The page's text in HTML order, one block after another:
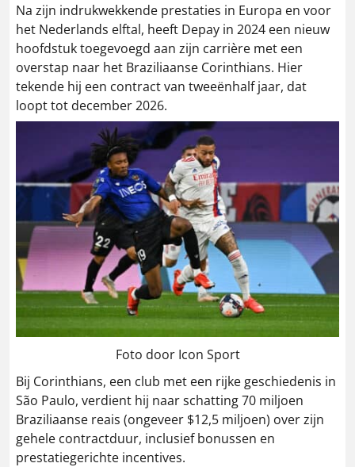
Na zijn indrukwekkende prestaties in Europa en voor
het Nederlands elftal, heeft Depay in 2024 een nieuw
hoofdstuk toegevoegd aan zijn carrière met een
overstap naar het Braziliaanse Corinthians. Hier
tekende hij een contract van tweeënhalf jaar, dat
loopt tot december 2026.
Foto door Icon Sport
Bij Corinthians, een club met een rijke geschiedenis in
São Paulo, verdient hij naar schatting 70 miljoen
Braziliaanse reais (ongeveer $12,5 miljoen) over zijn
gehele contractduur, inclusief bonussen en
prestatiegerichte incentives.